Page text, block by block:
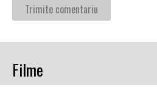
Filme